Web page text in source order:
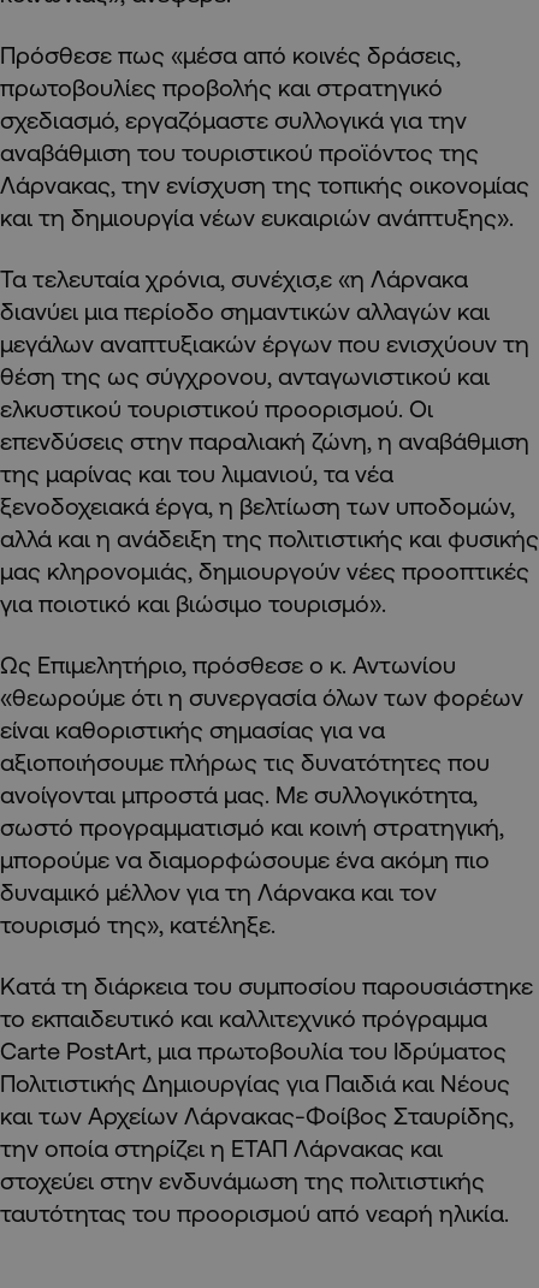
Πρόσθεσε πως «μέσα από κοινές δράσεις,
πρωτοβουλίες προβολής και στρατηγικό
σχεδιασμό, εργαζόμαστε συλλογικά για την
αναβάθμιση του τουριστικού προϊόντος της
Λάρνακας, την ενίσχυση της τοπικής οικονομίας
και τη δημιουργία νέων ευκαιριών ανάπτυξης».
Τα τελευταία χρόνια, συνέχισ,ε «η Λάρνακα
διανύει μια περίοδο σημαντικών αλλαγών και
μεγάλων αναπτυξιακών έργων που ενισχύουν τη
θέση της ως σύγχρονου, ανταγωνιστικού και
ελκυστικού τουριστικού προορισμού. Οι
επενδύσεις στην παραλιακή ζώνη, η αναβάθμιση
της μαρίνας και του λιμανιού, τα νέα
ξενοδοχειακά έργα, η βελτίωση των υποδομών,
αλλά και η ανάδειξη της πολιτιστικής και φυσικής
μας κληρονομιάς, δημιουργούν νέες προοπτικές
για ποιοτικό και βιώσιμο τουρισμό».
Ως Επιμελητήριο, πρόσθεσε ο κ. Αντωνίου
«θεωρούμε ότι η συνεργασία όλων των φορέων
είναι καθοριστικής σημασίας για να
αξιοποιήσουμε πλήρως τις δυνατότητες που
ανοίγονται μπροστά μας. Με συλλογικότητα,
σωστό προγραμματισμό και κοινή στρατηγική,
μπορούμε να διαμορφώσουμε ένα ακόμη πιο
δυναμικό μέλλον για τη Λάρνακα και τον
τουρισμό της», κατέληξε.
Κατά τη διάρκεια του συμποσίου παρουσιάστηκε
το εκπαιδευτικό και καλλιτεχνικό πρόγραμμα
Carte PostArt, μια πρωτοβουλία του Ιδρύματος
Πολιτιστικής Δημιουργίας για Παιδιά και Νέους
και των Αρχείων Λάρνακας-Φοίβος Σταυρίδης,
την οποία στηρίζει η ΕΤΑΠ Λάρνακας και
στοχεύει στην ενδυνάμωση της πολιτιστικής
ταυτότητας του προορισμού από νεαρή ηλικία.